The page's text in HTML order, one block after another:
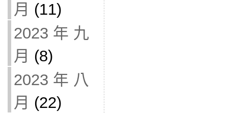
月 (11)
2023 年 九
月 (8)
2023 年 八
月 (22)